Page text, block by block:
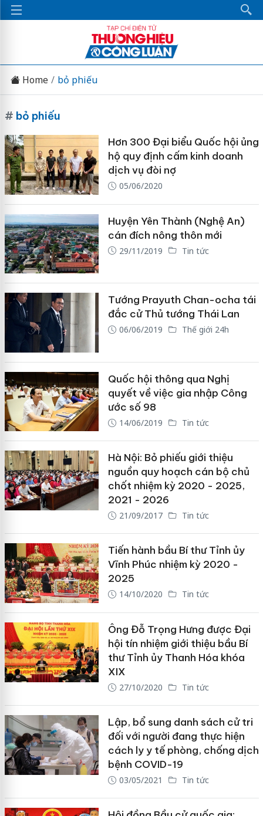
Home bỏ phiếu
# bỏ phiếu
Hơn 300 Đại biểu Quốc hội ủng
hộ quy định cấm kinh doanh
dịch vụ đòi nợ
05/06/2020
Huyện Yên Thành (Nghệ An)
cán đích nông thôn mới
29/11/2019 Tin tức
Tướng Prayuth Chan-ocha tái
đắc cử Thủ tướng Thái Lan
06/06/2019 Thế giới 24h
Quốc hội thông qua Nghị
quyết về việc gia nhập Công
ước số 98
14/06/2019 Tin tức
Hà Nội: Bỏ phiếu giới thiệu
nguồn quy hoạch cán bộ chủ
chốt nhiệm kỳ 2020 - 2025,
2021 - 2026
21/09/2017 Tin tức
Tiến hành bầu Bí thư Tỉnh ủy
Vĩnh Phúc nhiệm kỳ 2020 -
2025
14/10/2020 Tin tức
Ông Đỗ Trọng Hưng được Đại
hội tín nhiệm giới thiệu bầu Bí
thư Tỉnh ủy Thanh Hóa khóa
XIX
27/10/2020 Tin tức
Lập, bổ sung danh sách cử tri
đối với người đang thực hiện
cách ly y tế phòng, chống dịch
bệnh COVID-19
03/05/2021 Tin tức